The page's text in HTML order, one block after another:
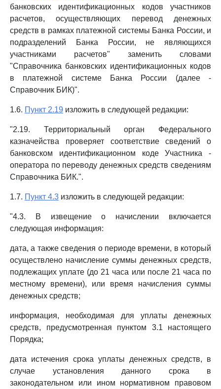
банковских идентификационных кодов участников
расчетов, осуществляющих перевод денежных
средств в рамках платежной системы Банка России, и
подразделений Банка России, не являющихся
участниками расчетов" заменить словами
"Справочника банковских идентификационных кодов
в платежной системе Банка России (далее -
Справочник БИК)".
1.6. Пункт 2.19 изложить в следующей редакции:
"2.19. Территориальный орган Федерального
казначейства проверяет соответствие сведений о
банковском идентификационном коде Участника -
оператора по переводу денежных средств сведениям
Справочника БИК.".
1.7. Пункт 4.3 изложить в следующей редакции:
"4.3. В извещение о начислении включается
следующая информация:
дата, а также сведения о периоде времени, в который
осуществлено начисление суммы денежных средств,
подлежащих уплате (до 21 часа или после 21 часа по
местному времени), или время начисления суммы
денежных средств;
информация, необходимая для уплаты денежных
средств, предусмотренная пунктом 3.1 настоящего
Порядка;
дата истечения срока уплаты денежных средств, в
случае установления данного срока в
законодательном или ином нормативном правовом